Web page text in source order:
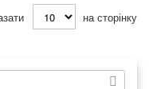
на сторінку